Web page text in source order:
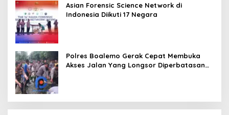
Asian Forensic Science Network di
Indonesia Diikuti 17 Negara
Polres Boalemo Gerak Cepat Membuka
Akses Jalan Yang Longsor Diperbatasan